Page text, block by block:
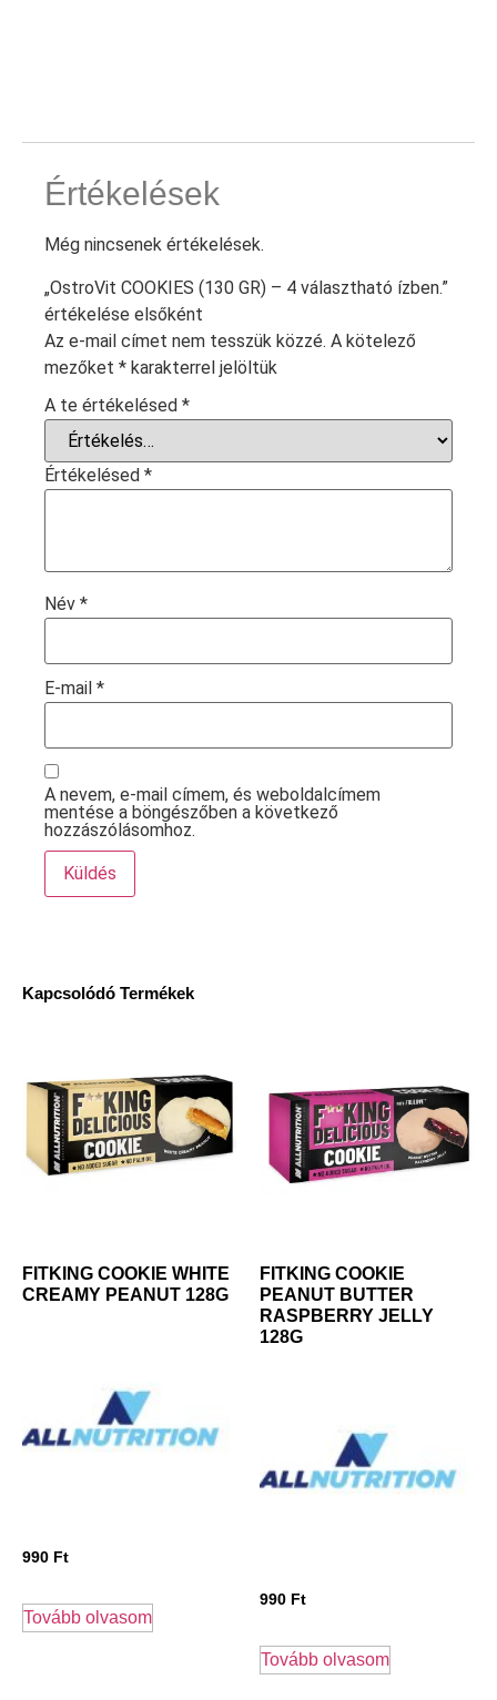
Kapcsolódó Termékek
FITKING COOKIE WHITE
CREAMY PEANUT 128G
990 Ft
Tovább olvasom
FITKING COOKIE
PEANUT BUTTER
RASPBERRY JELLY
128G
990 Ft
Tovább olvasom
Értékelések
Még nincsenek értékelések.
„OstroVit COOKIES (130 GR) – 4 választható ízben.”
értékelése elsőként
Az e-mail címet nem tesszük közzé. A kötelező
mezőket * karakterrel jelöltük
A te értékelésed *
Értékelésed *
Név *
E-mail *
A nevem, e-mail címem, és weboldalcímem
mentése a böngészőben a következő
hozzászólásomhoz.